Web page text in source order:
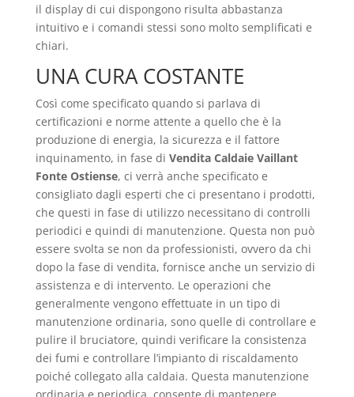
il display di cui dispongono risulta abbastanza
intuitivo e i comandi stessi sono molto semplificati e
chiari.
UNA CURA COSTANTE
Così come specificato quando si parlava di
certificazioni e norme attente a quello che è la
produzione di energia, la sicurezza e il fattore
inquinamento, in fase di Vendita Caldaie Vaillant
Fonte Ostiense, ci verrà anche specificato e
consigliato dagli esperti che ci presentano i prodotti,
che questi in fase di utilizzo necessitano di controlli
periodici e quindi di manutenzione. Questa non può
essere svolta se non da professionisti, ovvero da chi
dopo la fase di vendita, fornisce anche un servizio di
assistenza e di intervento. Le operazioni che
generalmente vengono effettuate in un tipo di
manutenzione ordinaria, sono quelle di controllare e
pulire il bruciatore, quindi verificare la consistenza
dei fumi e controllare l’impianto di riscaldamento
poiché collegato alla caldaia. Questa manutenzione